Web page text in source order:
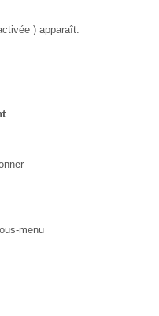
) apparaît.
menu